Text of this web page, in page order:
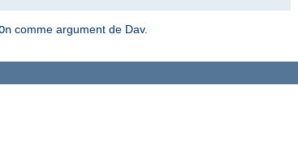
comme argument de Dav.